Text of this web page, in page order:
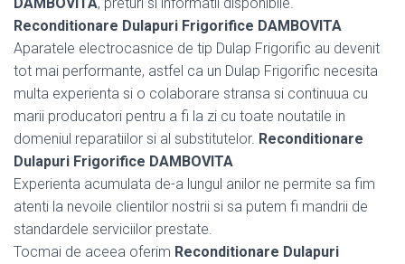
Reconditionare Dulapuri Frigorifice DAMBOVITA
Aparatele electrocasnice de tip Dulap Frigorific au devenit
tot mai performante, astfel ca un Dulap Frigorific necesita
multa experienta si o colaborare stransa si continuua cu
marii producatori pentru a fi la zi cu toate noutatile in
domeniul reparatiilor si al substitutelor. Reconditionare
Dulapuri Frigorifice DAMBOVITA
Experienta acumulata de-a lungul anilor ne permite sa fim
atenti la nevoile clientilor nostrii si sa putem fi mandrii de
standardele serviciilor prestate.
Tocmai de aceea oferim Reconditionare Dulapuri